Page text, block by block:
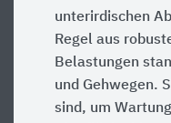
unterirdischen
Regel aus
Belastungen
und Gehwegen.
sind, um